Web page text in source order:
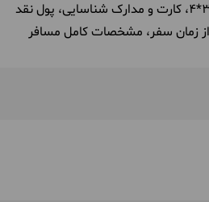
مشخصات کامل مسافر